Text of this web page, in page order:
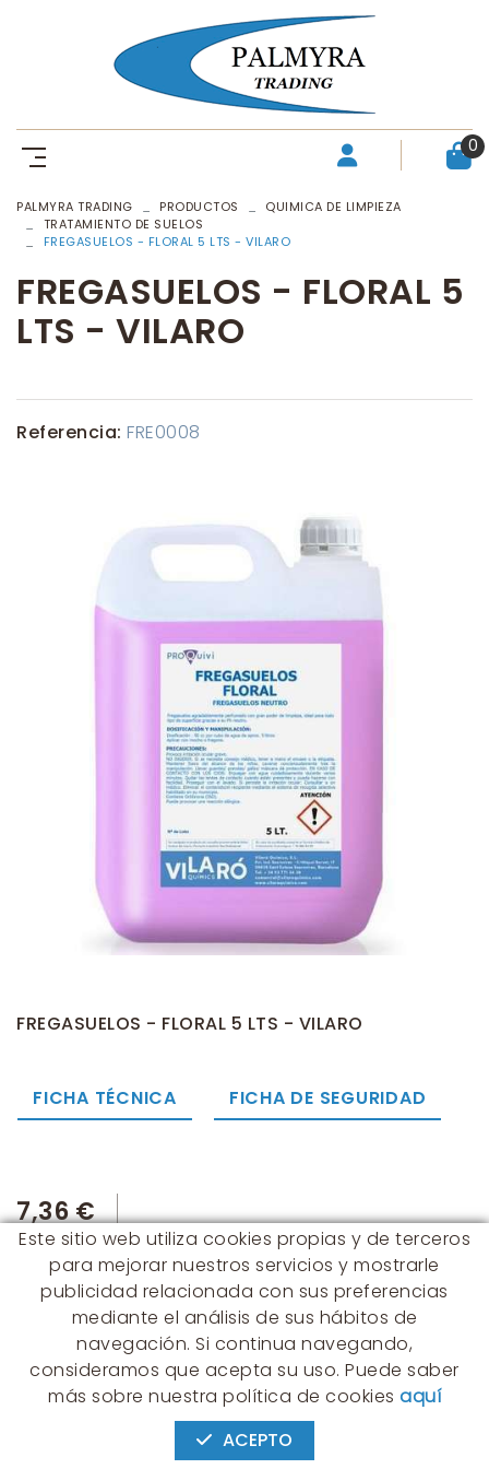
0
PALMYRA TRADING PRODUCTOS
QUIMICA DE LIMPIEZA
TRATAMIENTO DE SUELOS
FREGASUELOS - FLORAL 5 LTS - VILARO
FREGASUELOS - FLORAL 5
LTS - VILARO
Referencia: FRE0008
FREGASUELOS - FLORAL 5 LTS - VILARO
FICHA TÉCNICA FICHA DE SEGURIDAD
7,36 €
CONTACTO
Albert Einstein, 54 - 60 - Nave 3
08940 Cornellà de Llobregat
(BARCELONA)
Este sitio web utiliza cookies propias y de terceros
para mejorar nuestros servicios y mostrarle
publicidad relacionada con sus preferencias
mediante el análisis de sus hábitos de
navegación. Si continua navegando,
consideramos que acepta su uso. Puede saber
más sobre nuestra política de cookies aquí
ACEPTO